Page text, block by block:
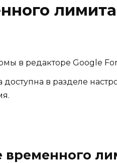
в редакторе Google
в разделе
временного